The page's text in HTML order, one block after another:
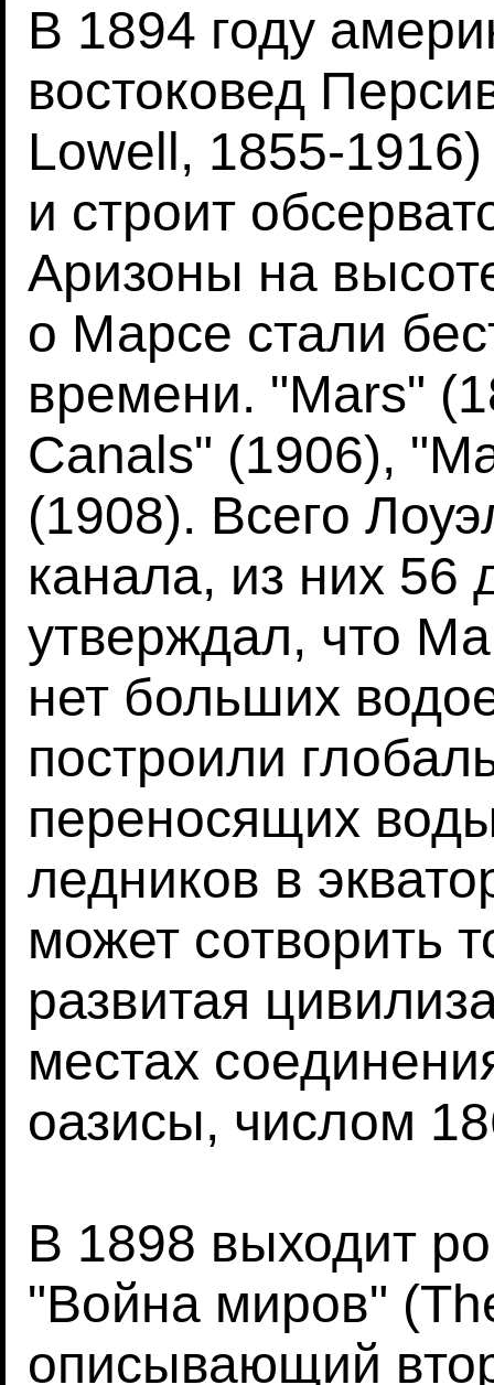
В 1894 году
востоковед
Lowell, 1855-
и строит
Аризоны на
о Марсе стали
времени. "Mars"
Canals" (1906),
(1908). Всего
канала, из них 56
утверждал, что
нет больших
построили
переносящих
ледников в
может сотворить
развитая
местах
оазисы, числом
В 1898 выходит
"Война миров"
описывающий